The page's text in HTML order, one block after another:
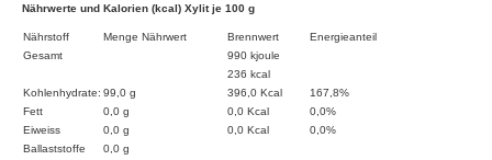
Nährwerte und Kalorien (kcal) Xylit je 100 g
Nährstoff Menge Nährwert Brennwert
Energieanteil
Gesamt
990 kjoule
236 kcal
Kohlenhydrate: 99,0 g 396,0 Kcal
167,8%
Fett
0,0 g 0,0 Kcal
0,0%
Eiweiss
0,0 g 0,0 Kcal
0,0%
Ballaststoffe
0,0 g